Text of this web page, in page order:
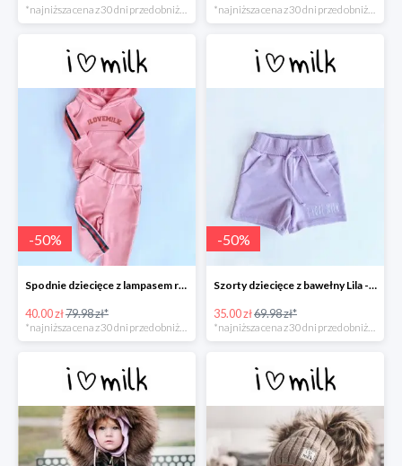
*najniższa cena z 30 dni przed obniżką *najniższa cena z 30 dni przed obniżką
-50%
Spodnie dziecięce z lampasem red Koralowy róż -50%
40.00 zł79.98 zł*
*najniższa cena z 30 dni przed obniżką
-50%
Szorty dziecięce z bawełny Lila -50%
35.00 zł69.98 zł*
*najniższa cena z 30 dni przed obniżką